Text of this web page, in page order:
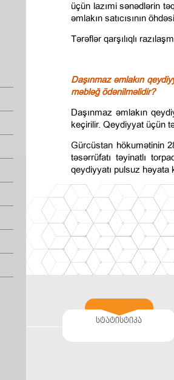
üçün lazımi sənədlərin
əmlakın satıcısının
Tərəflər qarşılıqlı
Daşınmaz əmlakın
məbləğ ödənilməlidir?
Daşınmaz əmlakın
keçirilir. Qeydiyyat üçün
Gürcüstan hökumətinin
təsərrüfatı təyinatlı
qeydiyyatı pulsuz həyata
სტატისტიკა